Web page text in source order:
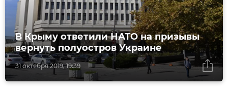
31 октября 2019, 19:39
В Крыму ответили НАТО на призывы
вернуть полуостров Украине